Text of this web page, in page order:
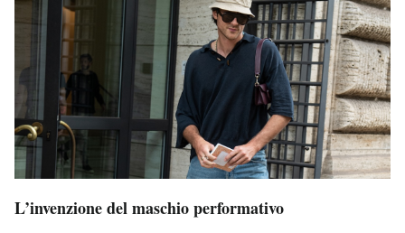
L’invenzione del maschio performativo